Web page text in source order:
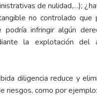
de nulidad,…);
no controlado que
podría infringir algún
la explotación del
diligencia reduce y
riesgos, como por ejemplo: